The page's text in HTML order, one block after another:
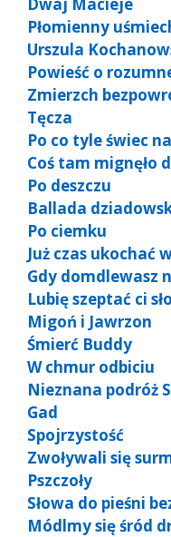
Płomienny
Urszula
Powieść o
Zmierzch
Tęcza
Po co tyle świec
Coś tam mignęło
Po deszczu
Ballada
Po ciemku
Już czas ukochać
Gdy domdlewasz
Lubię szeptać ci
Migoń i Jawrzon
Śmierć Buddy
W chmur odbiciu
Nieznana podróż
Gad
Spojrzystość
Zwoływali się
Pszczoły
Słowa do pieśni
Módlmy się śród